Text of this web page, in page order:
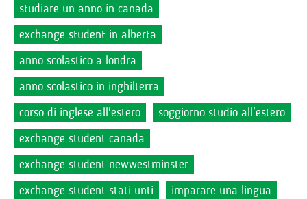
studiare un anno in canada
exchange student in alberta
anno scolastico a londra
anno scolastico in inghilterra
corso di inglese all'estero
soggiorno studio all'estero
exchange student canada
exchange student newwestminster
exchange student stati unti
imparare una lingua